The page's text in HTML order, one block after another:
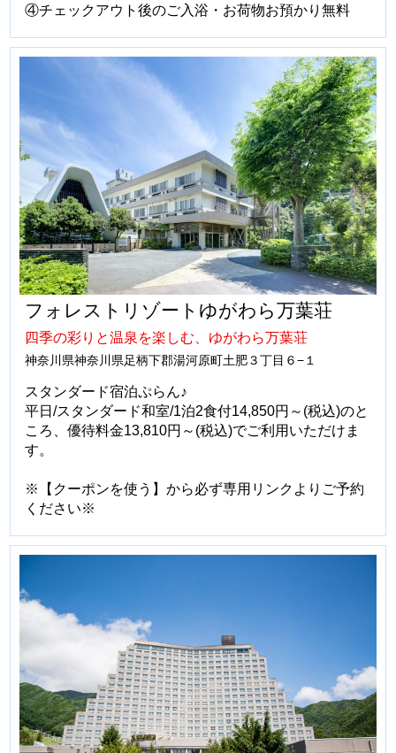
④チェックアウト後のご入浴・お荷物お預かり無料
フォレストリゾートゆがわら万葉荘
四季の彩りと温泉を楽しむ、ゆがわら万葉荘
神奈川県神奈川県足柄下郡湯河原町土肥３丁目６−１
スタンダード宿泊ぷらん♪
平日/スタンダード和室/1泊2食付14,850円～(税込)のと
ころ、優待料金13,810円～(税込)でご利用いただけま
す。
※【クーポンを使う】から必ず専用リンクよりご予約
ください※